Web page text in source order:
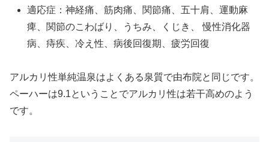
適応症：神経痛、筋肉痛、関節痛、五十肩、運動麻
痺、関節のこわばり、うちみ、くじき、 慢性消化器
病、痔疾、冷え性、病後回復期、疲労回復
アルカリ性単純温泉はよくある泉質で由布院と同じです。
ペーハーは9.1ということでアルカリ性は若干高めのよう
です。